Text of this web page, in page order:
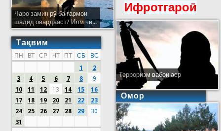
Чаро замин рӯ ба гармои
шадид овардааст? Илм чӣ...
Тақвим
ПН ВТ СР ЧТ ПТ СБ
ВС
1
2
3
4 5 6 7 8
9
10
11 12 13 14 15
16
17
18 19 20 21 22
23
24
25 26 27 28 29
30
31
Ифротгароӣ
Терроризм вабои аср
Омор